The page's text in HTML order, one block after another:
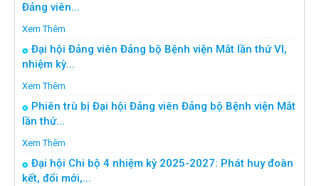
Đảng viên...
Xem Thêm
Đại hội Đảng viên Đảng bộ Bệnh viện Mắt lần thứ VI,
nhiệm kỳ...
Xem Thêm
Phiên trù bị Đại hội Đảng viên Đảng bộ Bệnh viện Mắt
lần thứ...
Xem Thêm
Đại hội Chi bộ 4 nhiệm kỳ 2025-2027: Phát huy đoàn
kết, đổi mới,...